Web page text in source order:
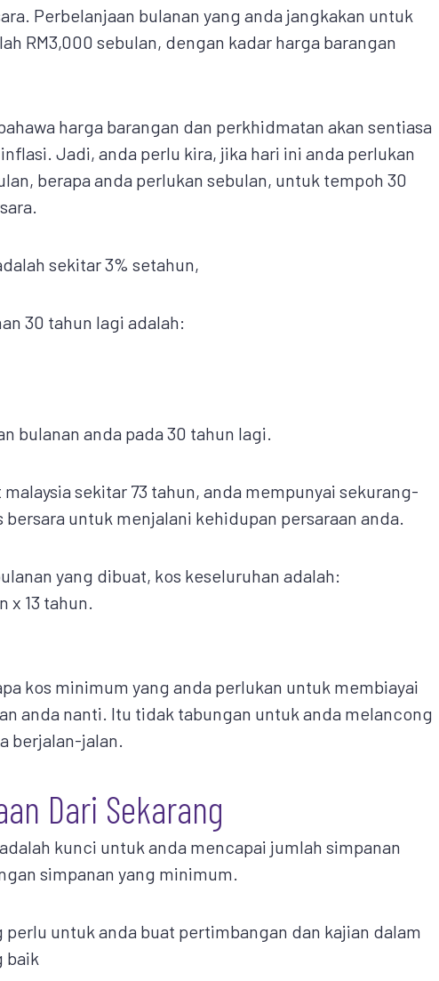
Perbelanjaan bulanan yang anda jangkakan untuk
RM3,000 sebulan, dengan kadar harga barangan
harga barangan dan perkhidmatan akan sentiasa
Jadi, anda perlu kira, jika hari ini anda perlukan
berapa anda perlukan sebulan, untuk tempoh 30
sekitar 3% setahun,
30 tahun lagi adalah:
bulanan anda pada 30 tahun lagi.
sekitar 73 tahun, anda mempunyai sekurang-
bersara untuk menjalani kehidupan persaraan anda.
yang dibuat, kos keseluruhan adalah:
x 13 tahun.
kos minimum yang anda perlukan untuk membiayai
anda nanti. Itu tidak tabungan untuk anda melancong
berjalan-jalan.
Dari Sekarang
kunci untuk anda mencapai jumlah simpanan
simpanan yang minimum.
perlu untuk anda buat pertimbangan dan kajian dalam
baik